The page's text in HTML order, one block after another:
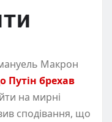
Макрон
Путін брехав
на мирні
сподівання, що